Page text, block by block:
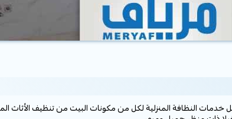
النظافة المنزلية لكل من مكونات البيت من تنظيف الأثاث